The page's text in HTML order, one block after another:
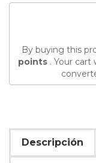
By buying this
points. Your cart
Descripción